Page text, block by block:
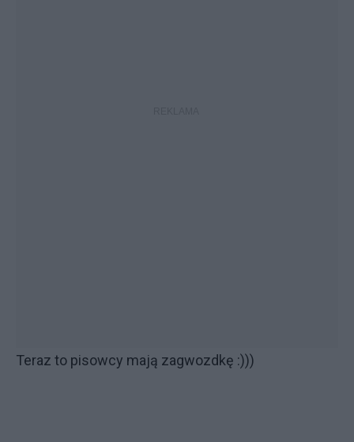
Teraz to pisowcy mają zagwozdkę :)))